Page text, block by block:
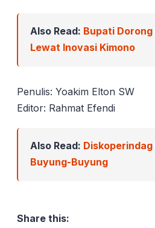
Also Read: Bupati
Lewat Inovasi Kimono
Penulis: Yoakim Elton SW
Editor: Rahmat Efendi
Also Read: Diskoperindag
Buyung-Buyung
Share this: